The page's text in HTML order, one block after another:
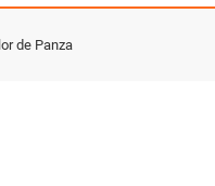
de Panza